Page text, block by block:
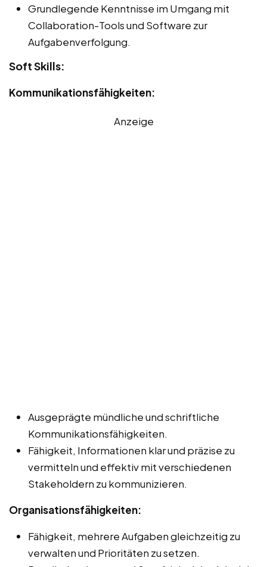
Grundlegende Kenntnisse im Umgang mit
Collaboration-Tools und Software zur
Aufgabenverfolgung.
Soft Skills:
Kommunikationsfähigkeiten:
Anzeige
Ausgeprägte mündliche und schriftliche
Kommunikationsfähigkeiten.
Fähigkeit, Informationen klar und präzise zu
vermitteln und effektiv mit verschiedenen
Stakeholdern zu kommunizieren.
Organisationsfähigkeiten:
Fähigkeit, mehrere Aufgaben gleichzeitig zu
verwalten und Prioritäten zu setzen.